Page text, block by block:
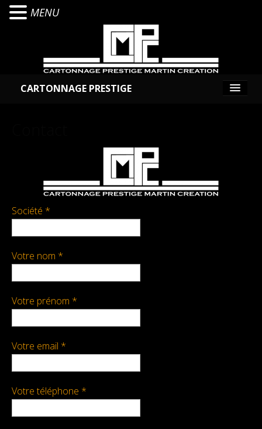
CARTONNAGE PRESTIGE
Cartonnage
Reliure / Façonnage
PortFolio
Lexique
Société *
Votre nom *
Votre prénom *
Votre email *
Votre téléphone *
MENU